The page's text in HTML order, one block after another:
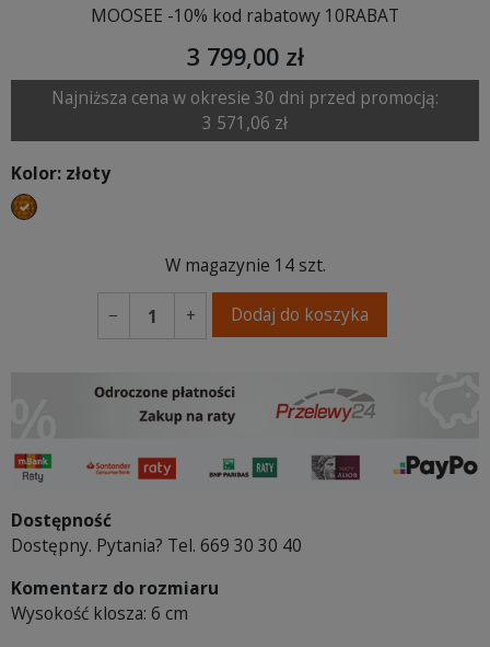
MOOSEE -10% kod rabatowy 10RABAT
3 799,00 zł
Najniższa cena w okresie 30 dni przed promocją:
3 571,06 zł
Kolor: złoty
złoty
W magazynie 14 szt.
− + Dodaj do koszyka
Dostępność
Dostępny. Pytania? Tel. 669 30 30 40
Komentarz do rozmiaru
Wysokość klosza: 6 cm